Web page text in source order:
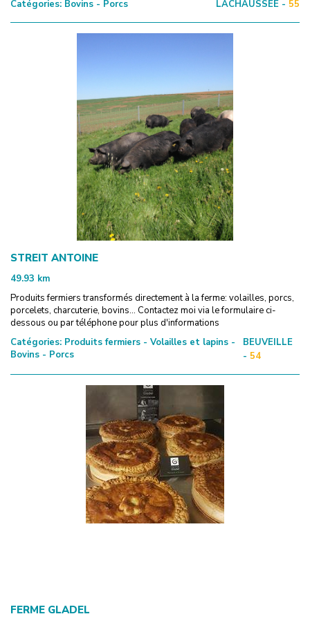
Catégories: Bovins - Porcs LACHAUSSEE - 55
STREIT ANTOINE
49.93 km
Produits fermiers transformés directement à la ferme: volailles, porcs,
porcelets, charcuterie, bovins... Contactez moi via le formulaire ci-
dessous ou par téléphone pour plus d'informations
Catégories: Produits fermiers - Volailles et lapins -
Bovins - Porcs
BEUVEILLE
- 54
FERME GLADEL